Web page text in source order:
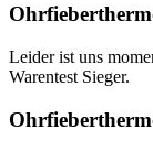
Leider ist uns
Warentest Sieger.